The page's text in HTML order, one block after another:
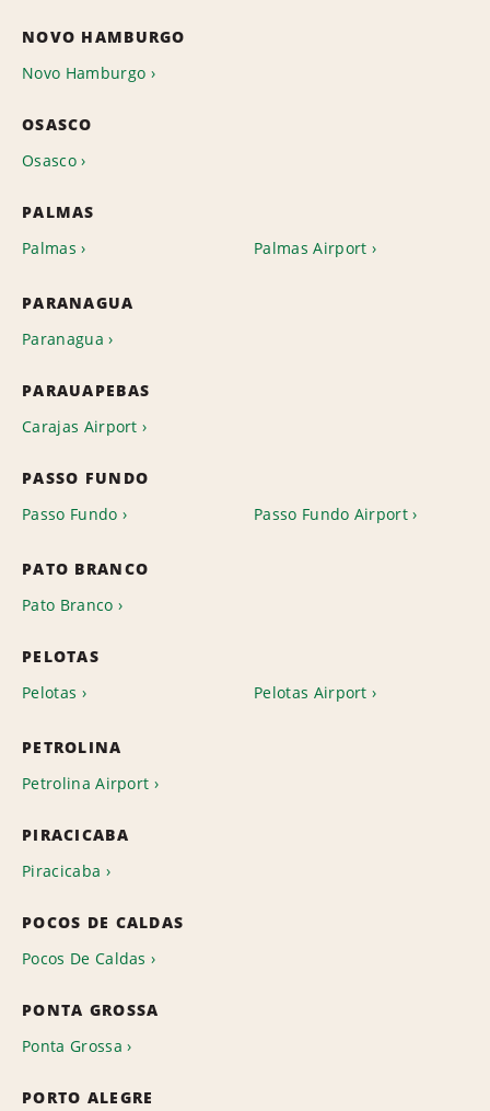
NOVO HAMBURGO
Novo Hamburgo
OSASCO
Osasco
PALMAS
Palmas
Palmas Airport
PARANAGUA
Paranagua
PARAUAPEBAS
Carajas Airport
PASSO FUNDO
Passo Fundo
Passo Fundo Airport
PATO BRANCO
Pato Branco
PELOTAS
Pelotas
Pelotas Airport
PETROLINA
Petrolina Airport
PIRACICABA
Piracicaba
POCOS DE CALDAS
Pocos De Caldas
PONTA GROSSA
Ponta Grossa
PORTO ALEGRE